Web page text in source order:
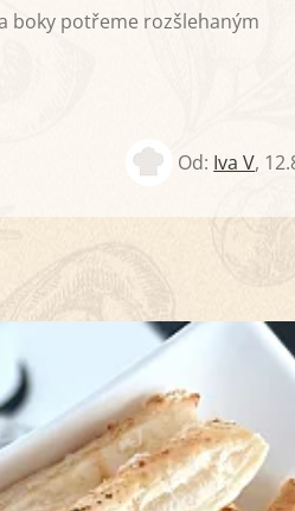
boky potřeme rozšlehaným
Od: Iva V,